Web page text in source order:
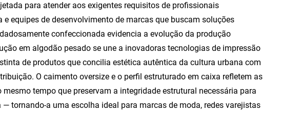
para atender aos exigentes requisitos de profissionais
equipes de desenvolvimento de marcas que buscam soluções
confeccionada evidencia a evolução da produção
em algodão pesado se une a inovadoras tecnologias de impressão
de produtos que concilia estética autêntica da cultura urbana com
O caimento oversize e o perfil estruturado em caixa refletem as
tempo que preservam a integridade estrutural necessária para
tornando-a uma escolha ideal para marcas de moda, redes varejistas